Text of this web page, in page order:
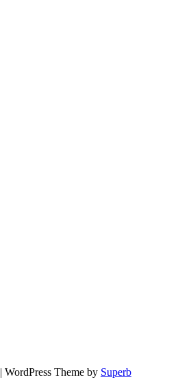
| WordPress Theme by Superb